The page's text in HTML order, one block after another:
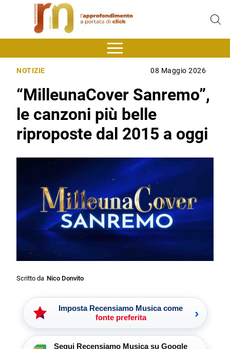
NOTIZIE 08 Maggio 2026
“MilleunaCover Sanremo”,
le canzoni più belle
riproposte dal 2015 a oggi
Scritto da Nico Donvito
Imposta Recensiamo Musica come
fonte preferita
›
Segui Recensiamo Musica su Google